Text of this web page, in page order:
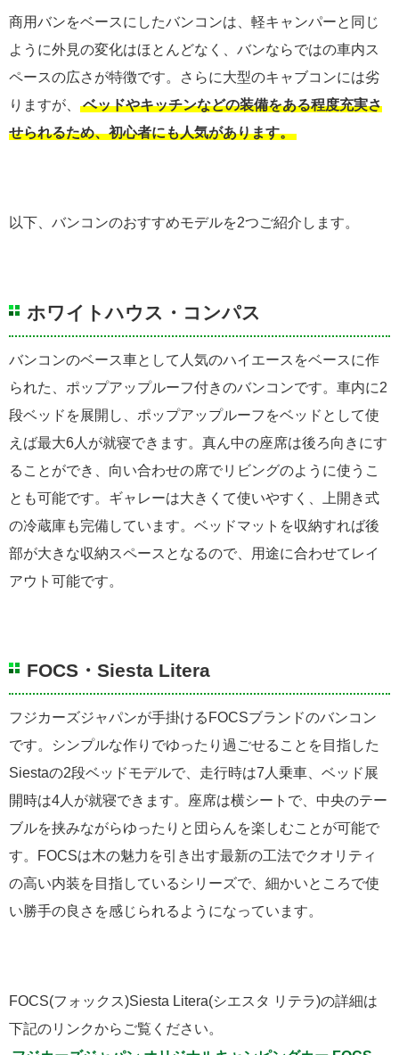
商用バンをベースにしたバンコンは、軽キャンパーと同じ
ように外見の変化はほとんどなく、バンならではの車内ス
ペースの広さが特徴です。さらに大型のキャブコンには劣
りますが、
ベッドやキッチンなどの装備をある程度充実さ
せられるため、初心者にも人気があります。
以下、バンコンのおすすめモデルを2つご紹介します。
ホワイトハウス・コンパス
バンコンのベース車として人気のハイエースをベースに作
られた、ポップアップルーフ付きのバンコンです。車内に2
段ベッドを展開し、ポップアップルーフをベッドとして使
えば最大6人が就寝できます。真ん中の座席は後ろ向きにす
ることができ、向い合わせの席でリビングのように使うこ
とも可能です。ギャレーは大きくて使いやすく、上開き式
の冷蔵庫も完備しています。ベッドマットを収納すれば後
部が大きな収納スペースとなるので、用途に合わせてレイ
アウト可能です。
FOCS・Siesta Litera
フジカーズジャパンが手掛けるFOCSブランドのバンコン
です。シンプルな作りでゆったり過ごせることを目指した
Siestaの2段ベッドモデルで、走行時は7人乗車、ベッド展
開時は4人が就寝できます。座席は横シートで、中央のテー
ブルを挟みながらゆったりと団らんを楽しむことが可能で
す。FOCSは木の魅力を引き出す最新の工法でクオリティ
の高い内装を目指しているシリーズで、細かいところで使
い勝手の良さを感じられるようになっています。
FOCS(フォックス)Siesta Litera(シエスタ リテラ)の詳細は
下記のリンクからご覧ください。